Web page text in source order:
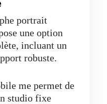
portrait
une option
incluant un
robuste.
me permet de
studio fixe